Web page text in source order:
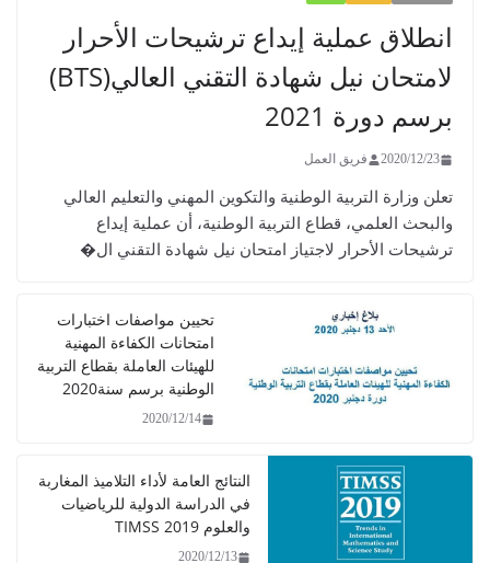
انطلاق عملية إيداع ترشيحات الأحرار
لامتحان نيل شهادة التقني العالي(BTS)
برسم دورة 2021
2020/12/23 فريق العمل
تعلن وزارة التربية الوطنية والتكوين المهني والتعليم العالي
والبحث العلمي، قطاع التربية الوطنية، أن عملية إيداع
ترشيحات الأحرار لاجتياز امتحان نيل شهادة التقني ال�
تحيين مواصفات اختبارات
امتحانات الكفاءة المهنية
للهيئات العاملة بقطاع التربية
الوطنية برسم سنة2020
2020/12/14
النتائج العامة لأداء التلاميذ المغاربة
في الدراسة الدولية للرياضيات
والعلوم TIMSS 2019
2020/12/13